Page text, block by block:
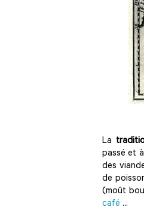
La
passé et
des
de
(moût
café ...